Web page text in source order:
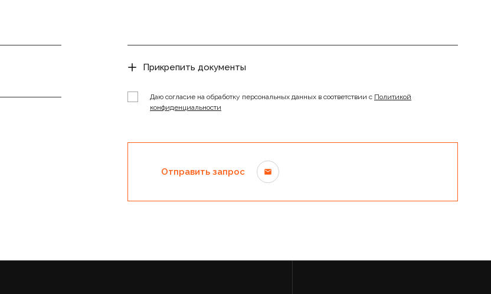
Прикрепить документы
Даю согласие на обработку персональных данных в соответствии с Политикой
конфиденциальности
Отправить запрос